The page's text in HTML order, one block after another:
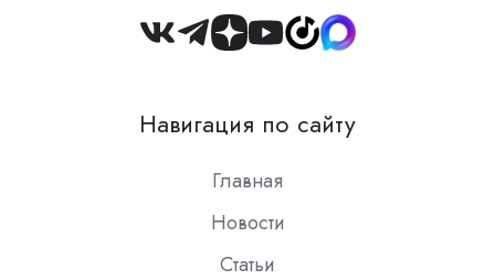
Join
Slack
Навигация по сайту
Главная
Новости
Статьи